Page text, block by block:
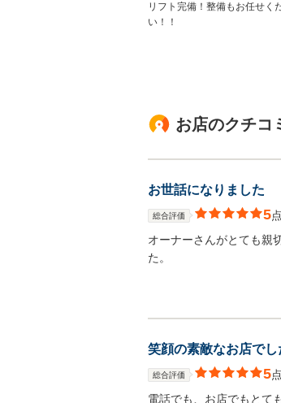
リフト完備！整備もお任せく
い！！
お店のクチコ
お世話になりました
総合評価 5点
オーナーさんがとても親
た。
笑顔の素敵なお店でし
総合評価 5点
電話でも、お店でもとて